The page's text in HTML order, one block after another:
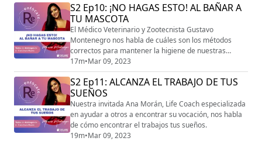
S2 Ep10: ¡NO HAGAS ESTO! AL BAÑAR A
TU MASCOTA
El Médico Veterinario y Zootecnista Gustavo
Montenegro nos habla de cuáles son los métodos
correctos para mantener la higiene de nuestras
mascotas sin poner en riesgo su salud.
17m•Mar 09, 2023
S2 Ep11: ALCANZA EL TRABAJO DE TUS
SUEÑOS
Nuestra invitada Ana Morán, Life Coach especializada
en ayudar a otros a encontrar su vocación, nos habla
de cómo encontrar el trabajos tus sueños.
19m•Mar 09, 2023